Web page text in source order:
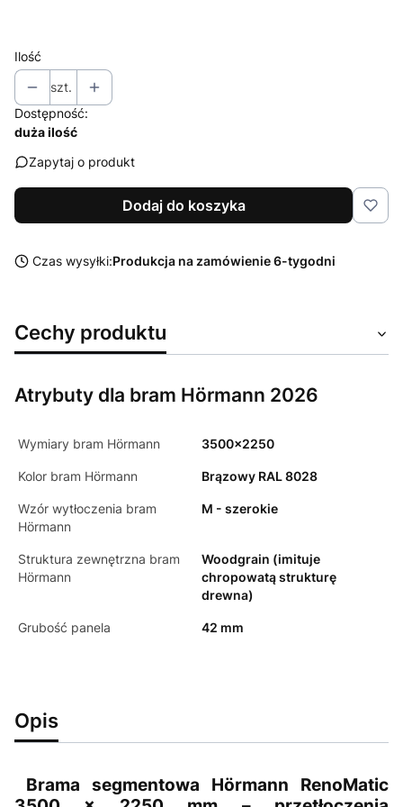
Ilość
szt.
Dostępność:
duża ilość
Zapytaj o produkt
Dodaj do koszyka
Czas wysyłki:Produkcja na zamówienie 6-tygodni
Cechy produktu
Atrybuty dla bram Hörmann 2026
Wymiary bram Hörmann 3500x2250
Kolor bram Hörmann Brązowy RAL 8028
Wzór wytłoczenia bram
Hörmann
M - szerokie
Struktura zewnętrzna bram
Hörmann
Woodgrain (imituje
chropowatą strukturę
drewna)
Grubość panela 42 mm
Opis
Brama segmentowa Hörmann RenoMatic